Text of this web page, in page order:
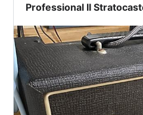
Professional II